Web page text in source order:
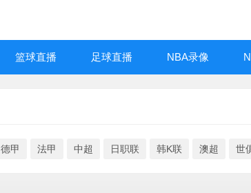
篮球直播 足球直播 NBA录像
德甲 法甲 中超 日职联 韩K联 澳超 世